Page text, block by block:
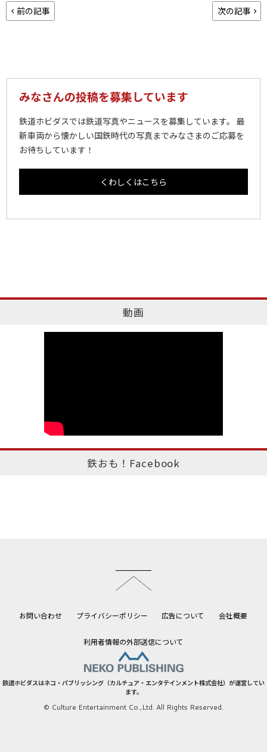
前の記事 次の記事
みなさんの投稿を募集しています
鉄道ホビダスでは鉄道写真やニュースを募集しています。 最
新車両から懐かしい国鉄時代の写真までみなさまのご応募を
お待ちしています！
くわしくはこちら
動画
鉄おも！Facebook
お問い合わせ プライバシーポリシー 広告について 会社概要
利用者情報の外部送信について
鉄道ホビダスはネコ・パブリッシング（カルチュア・エンタテインメント株式会社）が運営してい
ます。
© Culture Entertainment Co.,Ltd. All Rights Reserved.